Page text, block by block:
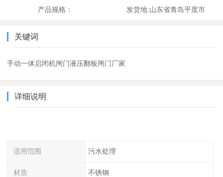
产品规格： 发货地:山东省青岛平度市
关键词
手动一体启闭机闸门液压翻板闸门厂家
详细说明
适用范围 污水处理
材质 不锈钢